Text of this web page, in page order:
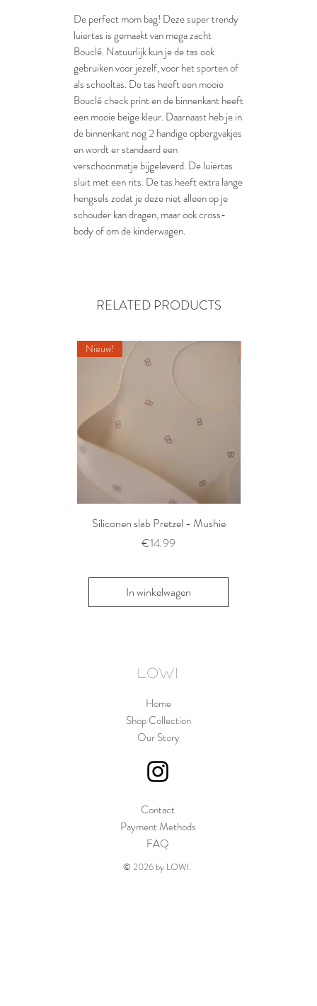
De perfect mom bag! Deze super trendy
luiertas is gemaakt van mega zacht
Bouclé. Natuurlijk kun je de tas ook
gebruiken voor jezelf, voor het sporten of
als schooltas. De tas heeft een mooie
Bouclé check print en de binnenkant heeft
een mooie beige kleur. Daarnaast heb je in
de binnenkant nog 2 handige opbergvakjes
en wordt er standaard een
verschoonmatje bijgeleverd. De luiertas
sluit met een rits. De tas heeft extra lange
hengsels zodat je deze niet alleen op je
schouder kan dragen, maar ook cross-
body of om de kinderwagen.
RELATED PRODUCTS
Nieuw!
Siliconen slab Pretzel - Mushie
Prijs
€14.99
In winkelwagen
LOWI
Home
Shop Collection
Our Story
Contact
Payment Methods
FAQ
© 2026 by LOWI.